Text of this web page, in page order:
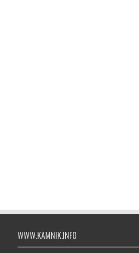
WWW.KAMNIK.INFO